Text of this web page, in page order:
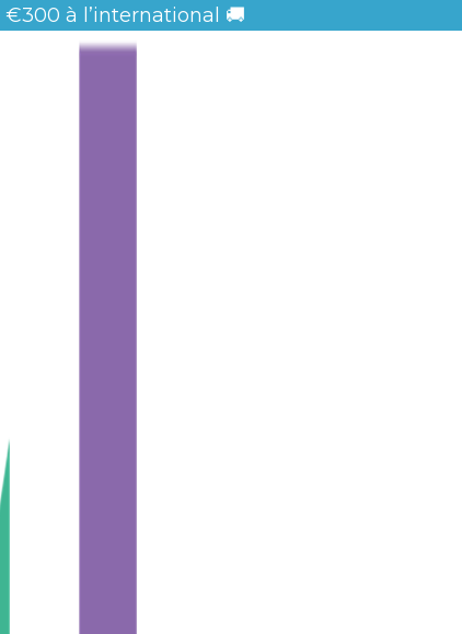
€300 à l’international 🚚